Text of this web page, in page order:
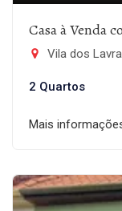
Casa à Venda
Vila dos
2 Quartos
Mais